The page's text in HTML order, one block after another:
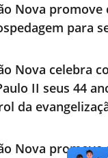
Nova
para
Nova celebra
II seus 44
da
Nova